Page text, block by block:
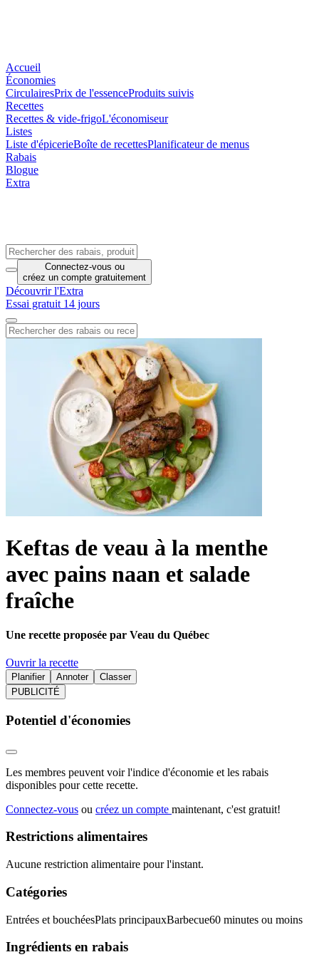
Accueil
Économies
CirculairesPrix de l'essenceProduits suivis
Recettes
Recettes & vide-frigoL'économiseur
Listes
Liste d'épicerieBoîte de recettesPlanificateur de menus
Rabais
Blogue
Extra
Connectez-vous ou
créez un compte gratuitement
Découvrir l'Extra
Essai gratuit 14 jours
Keftas de veau à la menthe
avec pains naan et salade
fraîche
Une recette proposée par Veau du Québec
Ouvrir la recette
Planifier Annoter
Classer
PUBLICITÉ
Potentiel d'économies
Les membres peuvent voir l'indice d'économie et les rabais
disponibles pour cette recette.
Connectez-vous ou créez un compte maintenant, c'est gratuit!
Restrictions alimentaires
Aucune restriction alimentaire pour l'instant.
Catégories
Entrées et bouchéesPlats principauxBarbecue60 minutes ou moins
Ingrédients en rabais